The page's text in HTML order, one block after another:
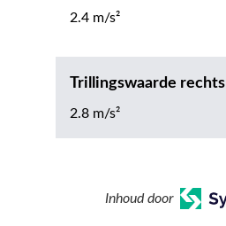
2.4 m/s²
Trillingswaarde rechts
2.8 m/s²
Inhoud door